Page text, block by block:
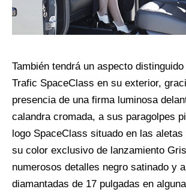
También tendrá un aspecto
Trafic SpaceClass en su exterior,
presencia de una firma luminosa
calandra cromada, a sus paragolpes
logo SpaceClass situado en las
su color exclusivo de lanzamiento
numerosos detalles negro satinado y
diamantadas de 17 pulgadas en